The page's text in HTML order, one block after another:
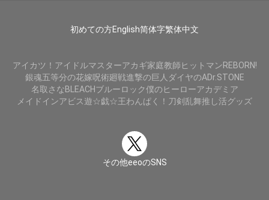
初めての方English简体字繁体中文
アイカツ！ アイドルマスターアカギ家庭教師ヒットマンREBORN!
銀魂五等分の花嫁呪術廻戦進撃の巨人 ダイヤのADr.STONE
名取さなBLEACHブルーロック僕のヒーローアカデミア
メイドインアビス遊☆戯☆王わんぱく！刀剣乱舞推し活グッズ
その他eeoのSNS